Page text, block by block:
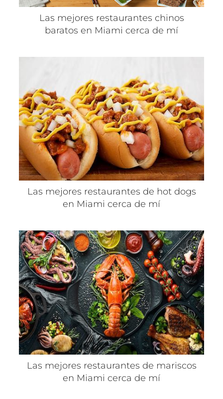
Las mejores restaurantes chinos
baratos en Miami cerca de mí
Las mejores restaurantes de hot dogs
en Miami cerca de mí
Las mejores restaurantes de mariscos
en Miami cerca de mí